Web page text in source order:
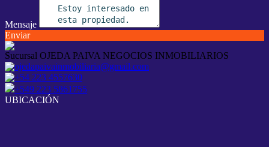
Mensaje
Enviar
Sucursal OJEDA PAIVA NEGOCIOS INMOBILIARIOS
ojedapaivainmobiliaria@gmail.com
+54 223 4557630
+549 223 5861755
UBICACIÓN